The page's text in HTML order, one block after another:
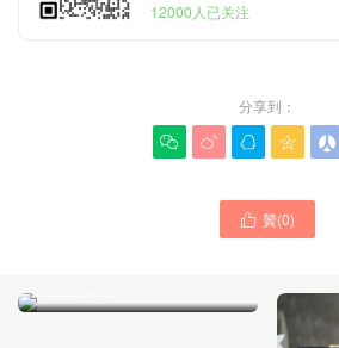
12000人已关注
分享到：
    
 贊(0)
CHANEL香奈兒包包Britain
黑金雙肩包